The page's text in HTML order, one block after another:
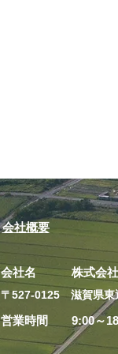
会社概要
会社名 株式会社
〒527-0125 滋賀県東
営業時間 9:00～